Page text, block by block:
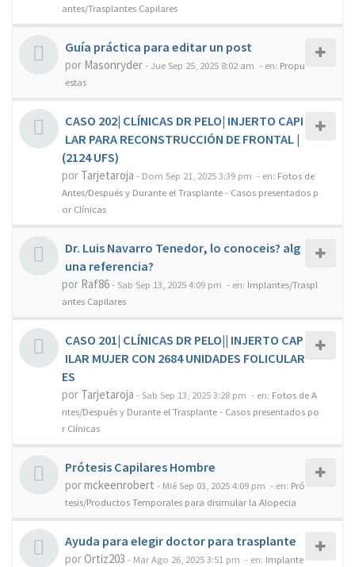
antes/Trasplantes Capilares
Guía práctica para editar un post
por Masonryder-Jue Sep 25, 2025 8:02 am - en: Propu
estas
CASO 202| CLÍNICAS DR PELO| INJERTO CAPI
LAR PARA RECONSTRUCCIÓN DE FRONTAL |
(2124 UFS)
por Tarjetaroja - Dom Sep 21, 2025 3:39 pm - en: Fotos de
Antes/Después y Durante el Trasplante - Casos presentados p
or Clínicas
Dr. Luis Navarro Tenedor, lo conoceis? alg
una referencia?
por Raf86- Sab Sep 13, 2025 4:09 pm - en: Implantes/Traspl
antes Capilares
CASO 201| CLÍNICAS DR PELO|| INJERTO CAP
ILAR MUJER CON 2684 UNIDADES FOLICULAR
ES
por Tarjetaroja - Sab Sep 13, 2025 3:28 pm - en: Fotos de A
ntes/Después y Durante el Trasplante - Casos presentados po
r Clínicas
Prótesis Capilares Hombre
pormckeenrobert - Mié Sep 03, 2025 4:09 pm - en: Pró
tesis/Productos Temporales para disimular la Alopecia
Ayuda para elegir doctor para trasplante
porOrtiz203 - Mar Ago 26, 2025 3:51 pm - en: Implante